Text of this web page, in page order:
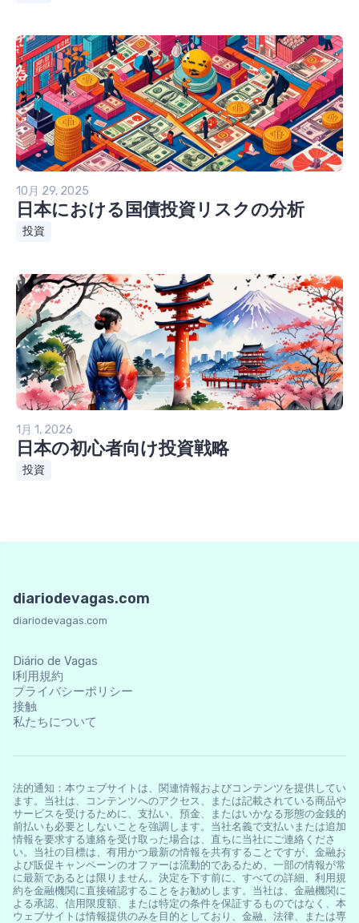
10月 29, 2025
日本における国債投資リスクの分析
投資
1月 1, 2026
日本の初心者向け投資戦略
投資
diariodevagas.com
diariodevagas.com
Diário de Vagas
l利用規約
プライバシーポリシー
接触
私たちについて
法的通知：本ウェブサイトは、関連情報およびコンテンツを提供してい
ます。当社は、コンテンツへのアクセス、または記載されている商品や
サービスを受けるために、支払い、預金、またはいかなる形態の金銭的
前払いも必要としないことを強調します。当社名義で支払いまたは追加
情報を要求する連絡を受け取った場合は、直ちに当社にご連絡くださ
い。当社の目標は、有用かつ最新の情報を共有することですが、金融お
よび販促キャンペーンのオファーは流動的であるため、一部の情報が常
に最新であるとは限りません。決定を下す前に、すべての詳細、利用規
約を金融機関に直接確認することをお勧めします。当社は、金融機関に
よる承認、信用限度額、または特定の条件を保証するものではなく、本
ウェブサイトは情報提供のみを目的としており、金融、法律、または専